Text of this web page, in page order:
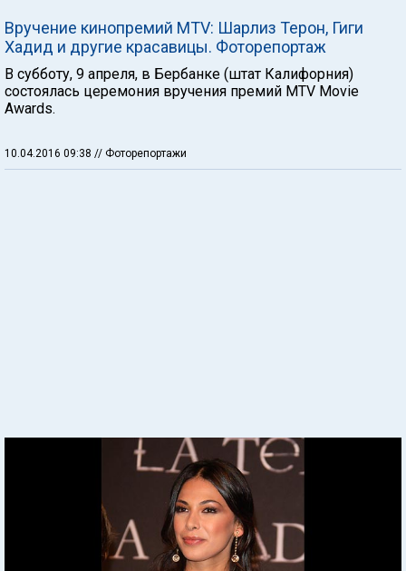
Вручение кинопремий MTV: Шарлиз Терон, Гиги
Хадид и другие красавицы. Фоторепортаж
В субботу, 9 апреля, в Бербанке (штат Калифорния)
состоялась церемония вручения премий MTV Movie
Awards.
10.04.2016 09:38 // Фоторепортажи